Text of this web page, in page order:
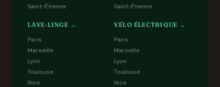
Saint-Étienne
Saint-Étienne
LAVE-LINGE →
Paris
Marseille
Lyon
Toulouse
Nice
VÉLO ÉLECTRIQUE →
Paris
Marseille
Lyon
Toulouse
Nice